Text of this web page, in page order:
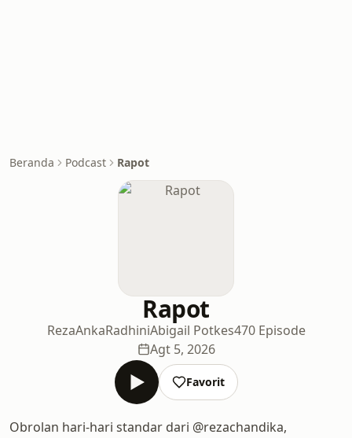
Beranda Podcast Rapot
Rapot
RezaAnkaRadhiniAbigail Potkes470 Episode
Agt 5, 2026
Favorit
Obrolan hari-hari standar dari @rezachandika,